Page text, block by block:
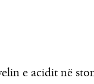
e acidit në